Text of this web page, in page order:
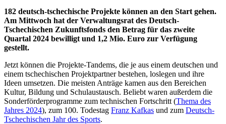
182 deutsch-tschechische Projekte können an den Start gehen.
Am Mittwoch hat der Verwaltungsrat des Deutsch-
Tschechischen Zukunftsfonds den Betrag für das zweite
Quartal 2024 bewilligt und 1,2 Mio. Euro zur Verfügung
gestellt.
Jetzt können die Projekte-Tandems, die je aus einem deutschen und
einem tschechischen Projektpartner bestehen, loslegen und ihre
Ideen umsetzen. Die meisten Anträge kamen aus den Bereichen
Kultur, Bildung und Schulaustausch. Beliebt waren außerdem die
Sonderförderprogramme zum technischen Fortschritt (Thema des
Jahres 2024), zum 100. Todestag Franz Kafkas und zum Deutsch-
Tschechischen Jahr des Sports.